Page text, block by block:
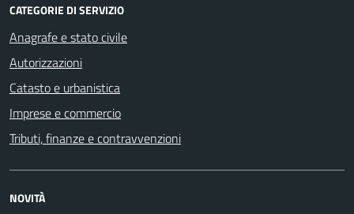
CATEGORIE DI SERVIZIO
Anagrafe e stato civile
Autorizzazioni
Catasto e urbanistica
Imprese e commercio
Tributi, finanze e contravvenzioni
NOVITÀ